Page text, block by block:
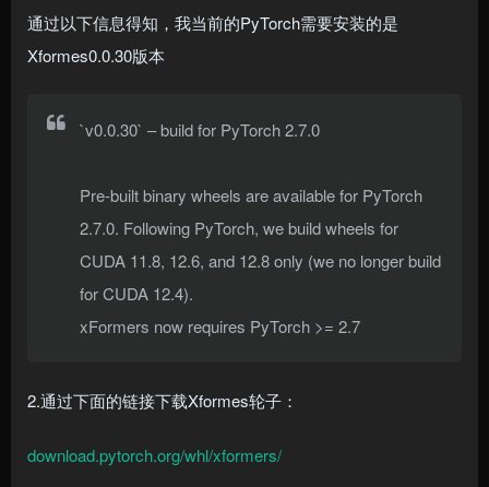
通过以下信息得知，我当前的PyTorch需要安装的是
Xformes0.0.30版本
`v0.0.30` – build for PyTorch 2.7.0
Pre-built binary wheels are available for PyTorch
2.7.0. Following PyTorch, we build wheels for
CUDA 11.8, 12.6, and 12.8 only (we no longer build
for CUDA 12.4).
xFormers now requires PyTorch >= 2.7
2.通过下面的链接下载Xformes轮子：
download.pytorch.org/whl/xformers/